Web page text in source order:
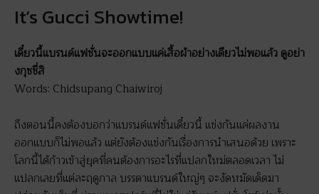
It’s Gucci Showtime!
เดี๋ยวนี้แบรนด์แฟชั่นจะออกแบบแค่เสื้อผ้าอย่างเดียวไม่พอแล้ว ดูอย่า
งกุชชี่สิ
Words: Chidsupang Chaiwiroj
ถึงตอนนี้คงต้องบอกว่าแบรนด์แฟชั่นเดี๋ยวนี้ แข่งกันแค่ผลงาน
ออกแบบก็ไม่พอแล้ว แต่ยังต้องแข่งกันเรื่องการนำเสนอด้วย เพราะ
โลกนี้ได้ก้าวเข้าสู่ยุคที่คนต้องการอะไรที่แปลกใหม่ตลอดเวลา ไม่
แปลกเลยที่แต่ละฤดูกาล บรรดาแบรนด์ใหญ่ๆ จะงัดหมัดเด็ดมา